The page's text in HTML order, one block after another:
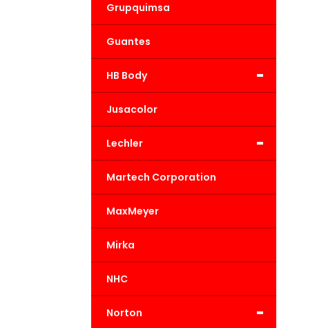
Grupquimsa
Guantes
-
HB Body
Jusacolor
-
Lechler
Martech Corporation
MaxMeyer
Mirka
NHC
-
Norton